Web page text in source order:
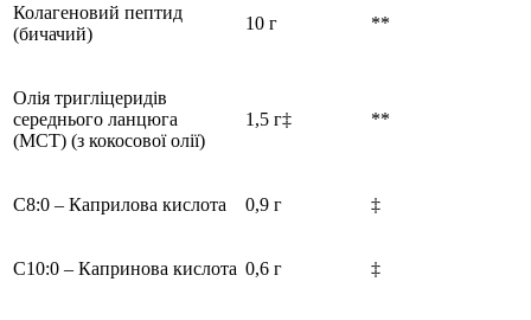
Колагеновий пептид
(бичачий)
10 г **
Олія тригліцеридів
середнього ланцюга
(MCT) (з кокосової олії)
1,5 г‡ **
C8:0 – Каприлова кислота 0,9 г ‡
C10:0 – Капринова кислота 0,6 г ‡